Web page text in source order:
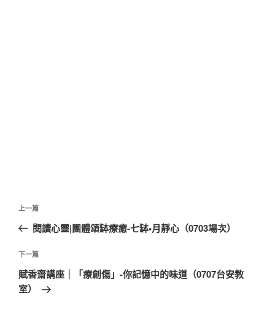
文
導
覽
上
一
文
章
上一篇
閱讀心靈|團體頌缽療癒-七缽•月靜心（0703場次）
下
一
篇
下一篇
賦香齋講座｜「療創傷」-你記憶中的味道（0707台安教
室）